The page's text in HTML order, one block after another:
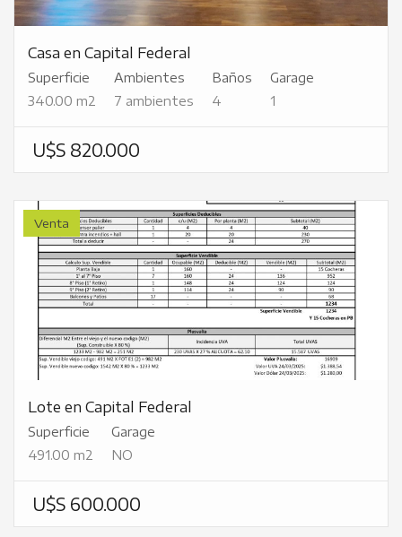
Casa en Capital Federal
Superficie
340.00 m2
Ambientes
7 ambientes
Baños
4
Garage
1
U$S 820.000
Venta
Lote en Capital Federal
Superficie
491.00 m2
Garage
NO
U$S 600.000